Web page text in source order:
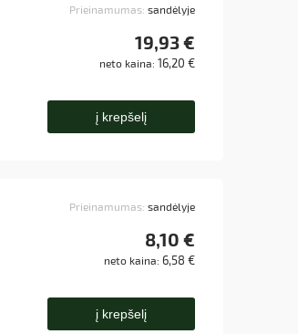
Prieinamumas: sandėlyje
19,93 €
neto kaina: 16,20 €
į krepšelį
Prieinamumas: sandėlyje
8,10 €
neto kaina: 6,58 €
į krepšelį